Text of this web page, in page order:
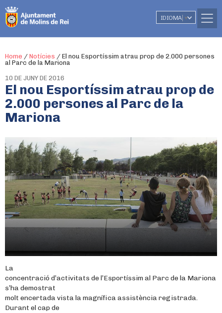
IDIOMA ▼
Home / Notícies / El nou Esportíssim atrau prop de 2.000 persones
al Parc de la Mariona
10 DE JUNY DE 2016
El nou Esportíssim atrau prop de
2.000 persones al Parc de la
Mariona
La
concentració d’activitats de l’Esportíssim al Parc de la Mariona
s’ha demostrat
molt encertada vista la magnífica assistència registrada.
Durant el cap de